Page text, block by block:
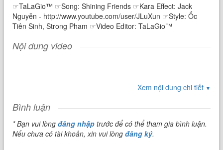
☞TaLaGio™ ☞Song: Shining Friends ☞Kara Effect: Jack
Nguyễn - http://www.youtube.com/user/JLuXun ☞Style: Ốc
Tiên Sinh, Strong Pham ☞Video Editor: TaLaGio™
Nội dung video
Xem nội dung chi tiết ▼
Bình luận
* Bạn vui lòngđăng nhập trước để có thể tham gia bình luận.
Nếu chưa có tài khoản, xin vui lòngđăng ký.